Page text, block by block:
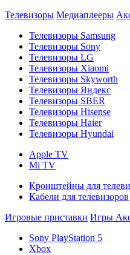
Телевизоры Медиаплееры
Телевизоры Samsung
Телевизоры Sony
Телевизоры LG
Телевизоры Xiaomi
Телевизоры Skyworth
Телевизоры Яндекс
Телевизоры SBER
Телевизоры Hisense
Телевизоры Haier
Телевизоры Hyundai
Apple TV
Mi TV
Кронштейны для
Кабели для телевизоров
Игровые приставки Игры
Sony PlayStation 5
Xbox